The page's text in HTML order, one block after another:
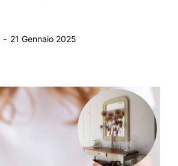
- 21 Gennaio 2025